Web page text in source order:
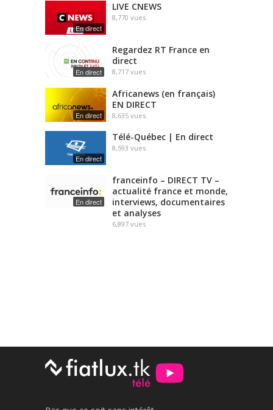
En direct
LIVE CNEWS
8,770 vues
En direct
Regardez RT France en
direct
8,717 vues
En direct
Africanews (en français)
EN DIRECT
8,635 vues
En direct
Télé-Québec | En direct
8,593 vues
En direct
franceinfo – DIRECT TV –
actualité france et monde,
interviews, documentaires
et analyses
6,897 vues